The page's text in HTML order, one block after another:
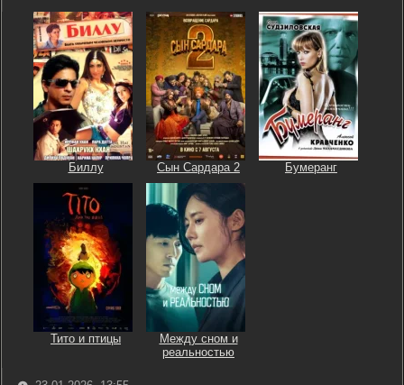
Биллу Сын Сардара 2 Бумеранг
Тито и птицы
Между сном и
реальностью